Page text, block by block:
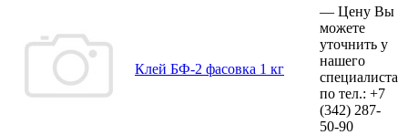
Клей БФ-2 фасовка 1 кг
— Цену Вы
можете
уточнить у
нашего
специалиста
по тел.: +7
(342) 287-
50-90